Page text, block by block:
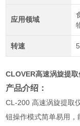
应用领域
转速
CLOVER高速涡旋提
产品介绍：
CL-200 高速涡旋提取
钮操作模式简单易用